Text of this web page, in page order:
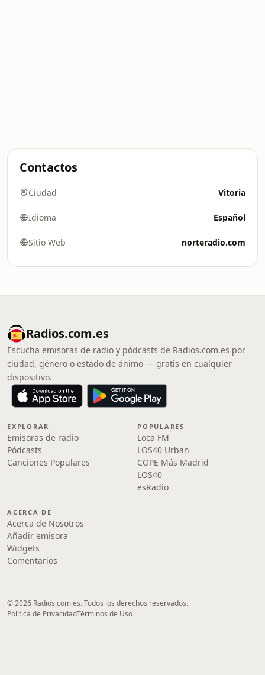
Contactos
Ciudad Vitoria
Idioma Español
Sitio Web norteradio.com
Radios.com.es
Escucha emisoras de radio y pódcasts de Radios.com.es por
ciudad, género o estado de ánimo — gratis en cualquier
dispositivo.
EXPLORAR
Emisoras de radio
Pódcasts
Canciones Populares
POPULARES
Loca FM
LOS40 Urban
COPE Más Madrid
LOS40
esRadio
ACERCA DE
Acerca de Nosotros
Añadir emisora
Widgets
Comentarios
© 2026 Radios.com.es. Todos los derechos reservados.
Política de PrivacidadTérminos de Uso